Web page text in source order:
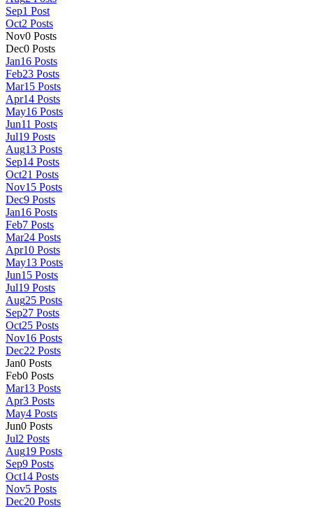
Sep1 Post
Oct2 Posts
Nov0 Posts
Dec0 Posts
Jan16 Posts
Feb23 Posts
Mar15 Posts
Apr14 Posts
May16 Posts
Jun11 Posts
Jul19 Posts
Aug13 Posts
Sep14 Posts
Oct21 Posts
Nov15 Posts
Dec9 Posts
Jan16 Posts
Feb7 Posts
Mar24 Posts
Apr10 Posts
May13 Posts
Jun15 Posts
Jul19 Posts
Aug25 Posts
Sep27 Posts
Oct25 Posts
Nov16 Posts
Dec22 Posts
Jan0 Posts
Feb0 Posts
Mar13 Posts
Apr3 Posts
May4 Posts
Jun0 Posts
Jul2 Posts
Aug19 Posts
Sep9 Posts
Oct14 Posts
Nov5 Posts
Dec20 Posts